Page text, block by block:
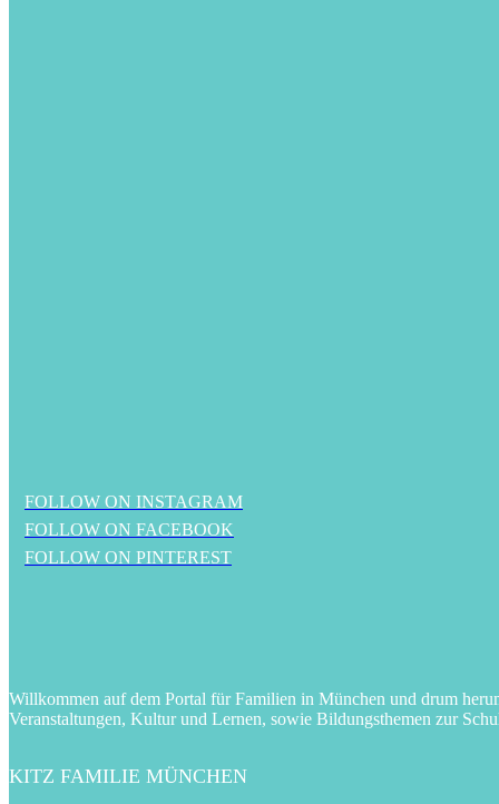
FOLLOW ON INSTAGRAM
FOLLOW ON FACEBOOK
FOLLOW ON PINTEREST
Willkommen auf dem Portal für Familien in München und drum
Veranstaltungen, Kultur und Lernen, sowie Bildungsthemen zur
KITZ FAMILIE MÜNCHEN